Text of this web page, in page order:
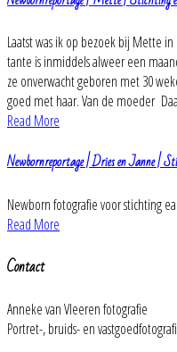
Laatst was ik op bezoek bij Mette
tante is inmiddels alweer een
ze onverwacht geboren met 30
goed met haar. Van de moeder
Read More
Newbornreportage | Dries en Janne |
Newborn fotografie voor stichting
Read More
Contact
Anneke van Vleeren fotografie
Portret-, bruids- en